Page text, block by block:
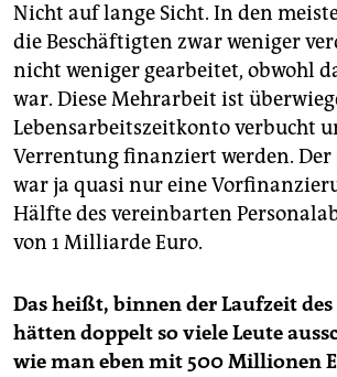
Nicht auf lange Sicht. In den
die Beschäftigten zwar weniger
nicht weniger gearbeitet, obwohl
war. Diese Mehrarbeit ist
Lebensarbeitszeitkonto verbucht
Verrentung finanziert werden.
war ja quasi nur eine
Hälfte des vereinbarten
von 1 Milliarde Euro.
Das heißt, binnen der Laufzeit
hätten doppelt so viele Leute
wie man eben mit 500 Millionen